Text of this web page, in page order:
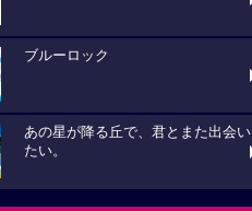
ブルーロック
あの星が降る丘で、君とまた出会い
たい。